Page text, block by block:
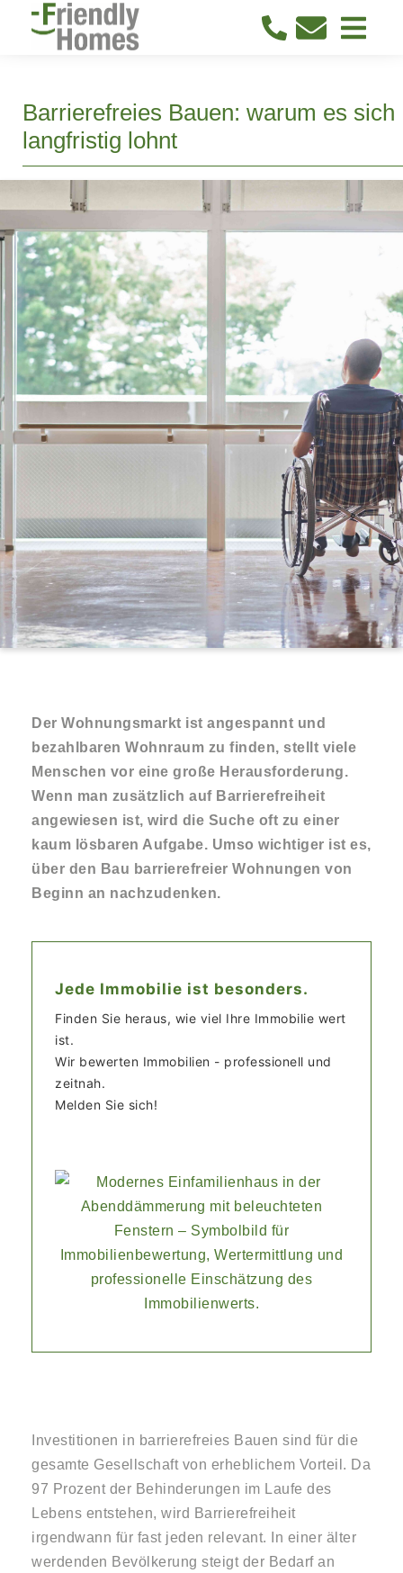
Barrierefreies Bauen: warum es sich
langfristig lohnt
Der Wohnungsmarkt ist angespannt und
bezahlbaren Wohnraum zu finden, stellt viele
Menschen vor eine große Herausforderung.
Wenn man zusätzlich auf Barrierefreiheit
angewiesen ist, wird die Suche oft zu einer
kaum lösbaren Aufgabe. Umso wichtiger ist es,
über den Bau barrierefreier Wohnungen von
Beginn an nachzudenken.
Jede Immobilie ist besonders.
Finden Sie heraus, wie viel Ihre Immobilie wert
ist.
Wir bewerten Immobilien - professionell und
zeitnah.
Melden Sie sich!
Investitionen in barrierefreies Bauen sind für die
gesamte Gesellschaft von erheblichem Vorteil. Da
97 Prozent der Behinderungen im Laufe des
Lebens entstehen, wird Barrierefreiheit
irgendwann für fast jeden relevant. In einer älter
werdenden Bevölkerung steigt der Bedarf an